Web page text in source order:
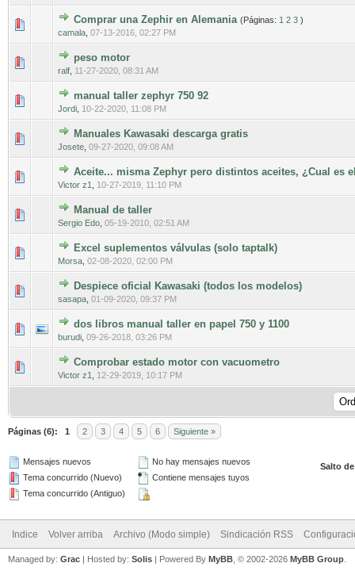
Comprar una Zephir en Alemania (Páginas: 1 2 3 )
camala 07-13-2016, 02:27 PM
0 voto(s) - Media 0 de 5
1234 5
peso motor
ralf 11-27-2020, 08:31 AM
0 voto(s) - Media 0 de 5
manual taller zephyr 750 92
Jordi 10-22-2020, 11:08 PM
0 voto(s) - Media 0 de 5
12 345
Manuales Kawasaki descarga gratis
Josete 09-27-2020, 09:08 AM
0 voto(s) - Media 0 de 5
1 2345
Aceite... misma Zephyr pero distintos aceites, ¿Cual es
Victor z1 10-27-2019, 11:10 PM
0 voto(s) - Media 0 de 5
1234 5
Manual de taller
Sergio Edo 05-19-2010, 02:51 AM
0 voto(s) - Media 0 de 5
Excel suplementos válvulas (solo taptalk)
Morsa 02-08-2020, 02:00 PM
0 voto(s) - Media 0 de 5
1 2345
Despiece oficial Kawasaki (todos los modelos)
sasapa 01-09-2020, 09:37 PM
0 voto(s) - Media 0 de 5
12345
dos libros manual taller en papel 750 y 1100
burudi 09-26-2018, 03:26 PM
0 voto(s) - Media 0 de 5
1234 5
Comprobar estado motor con vacuometro
Victor z1 12-29-2019, 10:17 PM
0 voto(s) - Media 0 de 5
12345
Páginas (6): 1 2 3 4 5 6 Siguiente »
Mensajes nuevos
Tema concurrido (Nuevo)
Tema concurrido (Antiguo)
No hay mensajes nuevos
Contiene mensajes tuyos
Salto
Indice Volver arriba Archivo (Modo simple) Sindicación RSS
Managed by: Grac | Hosted by: Solis | Powered By MyBB , © 2002-2026 MyBB Group